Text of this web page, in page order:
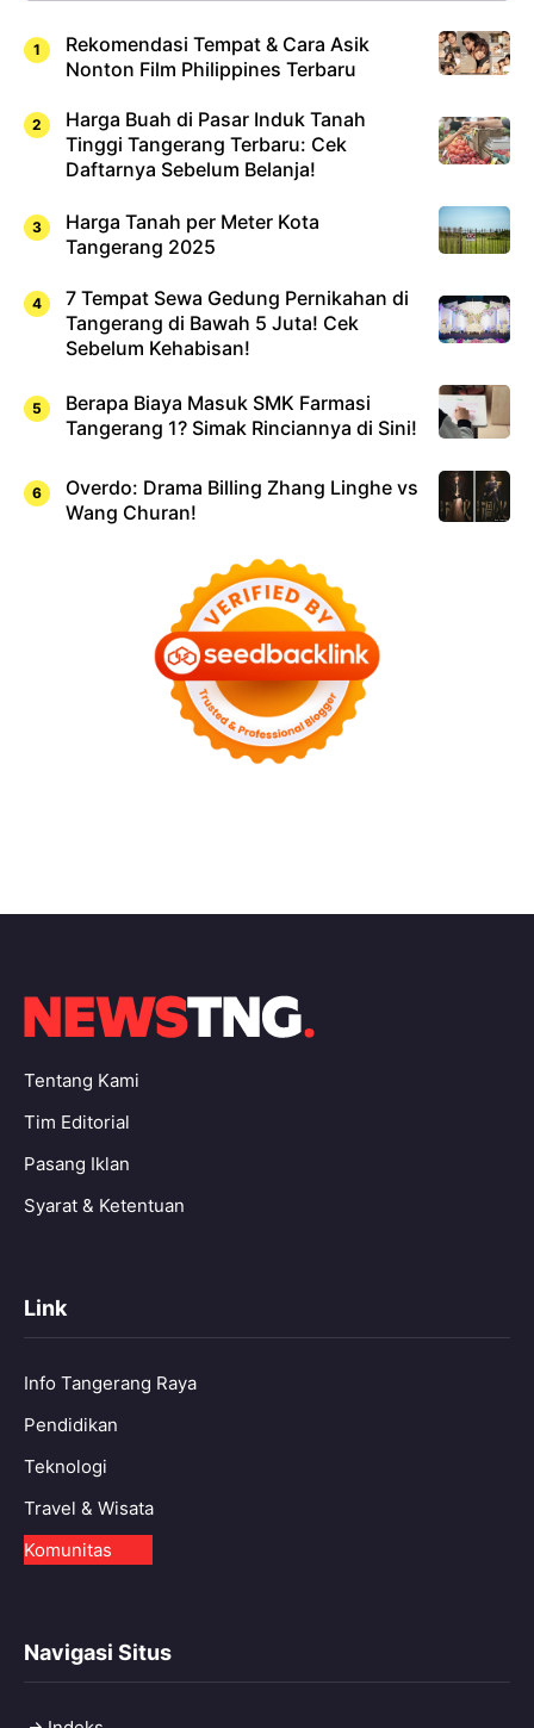
Rekomendasi Tempat & Cara Asik
Nonton Film Philippines Terbaru
Harga Buah di Pasar Induk Tanah
Tinggi Tangerang Terbaru: Cek
Daftarnya Sebelum Belanja!
Harga Tanah per Meter Kota
Tangerang 2025
7 Tempat Sewa Gedung Pernikahan di
Tangerang di Bawah 5 Juta! Cek
Sebelum Kehabisan!
Berapa Biaya Masuk SMK Farmasi
Tangerang 1? Simak Rinciannya di Sini!
Overdo: Drama Billing Zhang Linghe vs
Wang Churan!
Tentang Kami
Tim Editorial
Pasang Iklan
Syarat & Ketentuan
Link
Info Tangerang Raya
Pendidikan
Teknologi
Travel & Wisata
Komunitas
Navigasi Situs